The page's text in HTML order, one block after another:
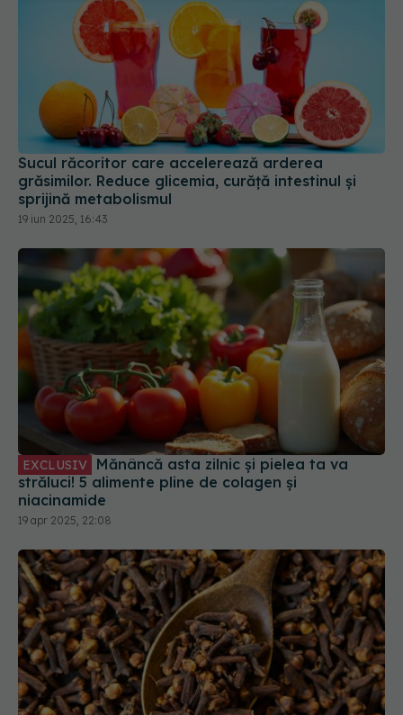
Sucul răcoritor care accelerează arderea
grăsimilor. Reduce glicemia, curăță intestinul și
sprijină metabolismul
19 iun 2025, 16:43
EXCLUSIV
străluci! 5 alimente pline de colagen și
niacinamide
19 apr 2025, 22:08